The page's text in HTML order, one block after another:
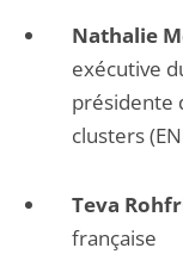
Nathalie
exécutive
présidente
clusters
Teva
française